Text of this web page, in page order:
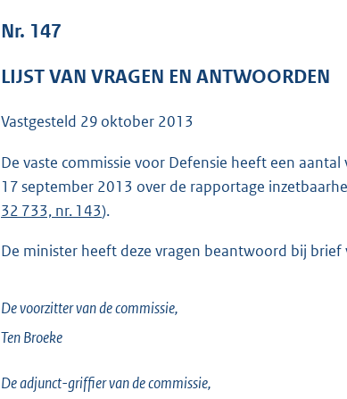
r
t
e
3
Nr. 147
LIJST VAN VRAGEN EN ANTWOORDEN
Vastgesteld 29 oktober 2013
De vaste commissie voor Defensie heeft een
17 september 2013 over de rapportage
32 733, nr. 143).
De minister heeft deze vragen beantwoord bij
De voorzitter van de commissie,
Ten Broeke
De adjunct-griffier van de commissie,